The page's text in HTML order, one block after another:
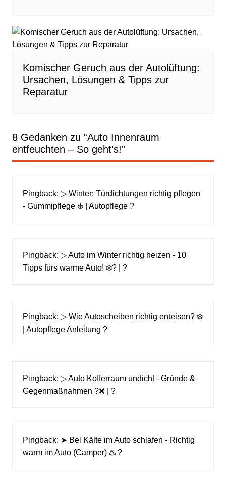
Komischer Geruch aus der Autolüftung:
Ursachen, Lösungen & Tipps zur
Reparatur
8 Gedanken zu “Auto Innenraum
entfeuchten – So geht’s!”
Pingback: ▷ Winter: Türdichtungen richtig pflegen
- Gummipflege ❄️ | Autopflege ?
Pingback: ▷ Auto im Winter richtig heizen - 10
Tipps fürs warme Auto! ❄️? | ?
Pingback: ▷ Wie Autoscheiben richtig enteisen? ❄️
| Autopflege Anleitung ?
Pingback: ▷ Auto Kofferraum undicht - Gründe &
Gegenmaßnahmen ?❌ | ?
Pingback: ➤ Bei Kälte im Auto schlafen - Richtig
warm im Auto (Camper) ♨️ ?